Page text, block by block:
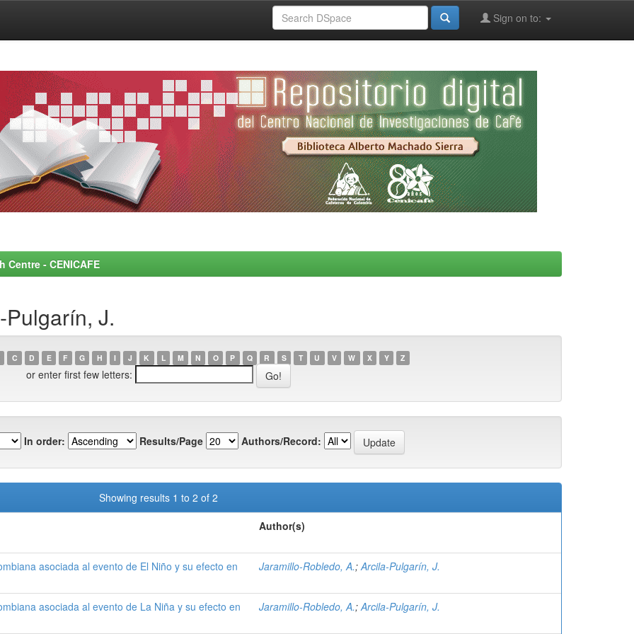
Sign on to:
- CENICAFE
J.
C D E F G H I J K L M N O P Q R S T U V W X Y Z
or enter first few letters:
In order: Results/Page Authors/Record:
Showing results 1 to 2 of 2
Author(s)
asociada al evento de El Niño y su efecto en
Jaramillo-Robledo, A.;Arcila-Pulgarín, J.
asociada al evento de La Niña y su efecto en
Jaramillo-Robledo, A.;Arcila-Pulgarín, J.